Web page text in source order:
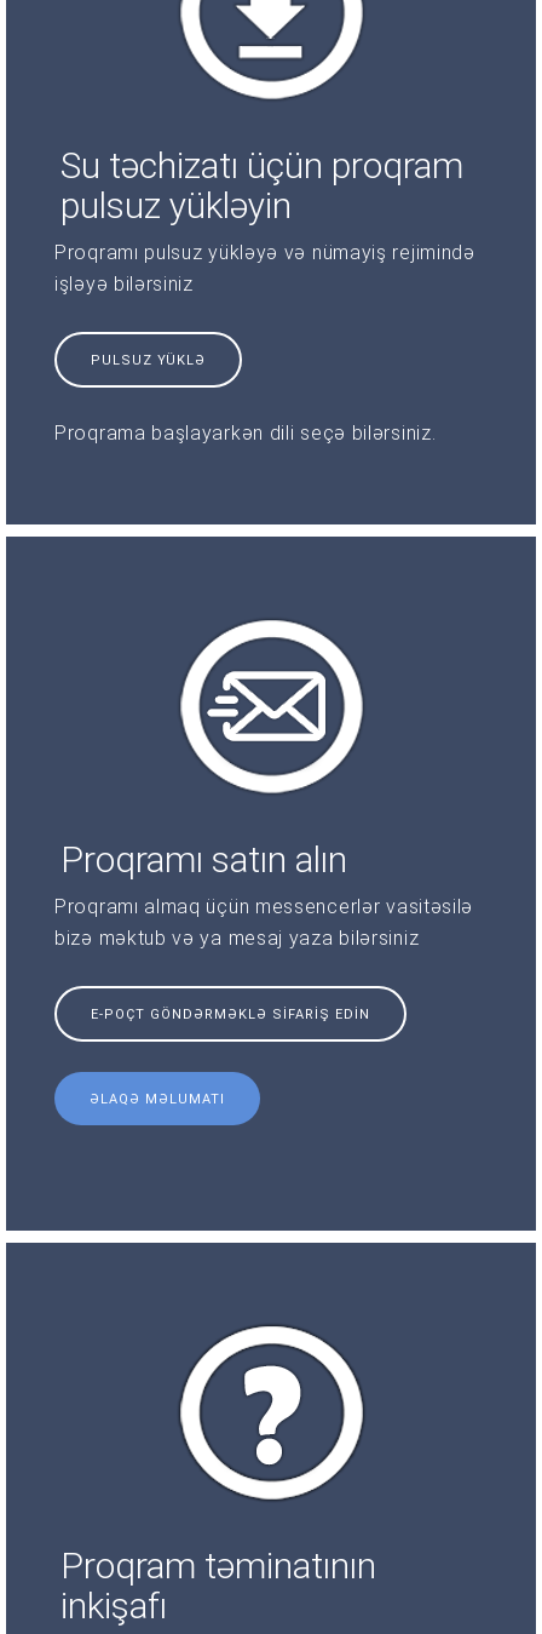
Su təchizatı üçün proqram
pulsuz yükləyin
Proqramı pulsuz yükləyə və nümayiş rejimində
işləyə bilərsiniz
PULSUZ YÜKLƏ
Proqrama başlayarkən dili seçə bilərsiniz.
Proqramı satın alın
Proqramı almaq üçün messencerlər vasitəsilə
bizə məktub və ya mesaj yaza bilərsiniz
E-POÇT GÖNDƏRMƏKLƏ SIFARIŞ EDIN
ƏLAQƏ MƏLUMATI
Proqram təminatının
inkişafı